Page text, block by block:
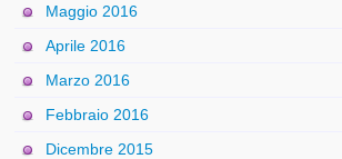
Maggio 2016
Aprile 2016
Marzo 2016
Febbraio 2016
Dicembre 2015